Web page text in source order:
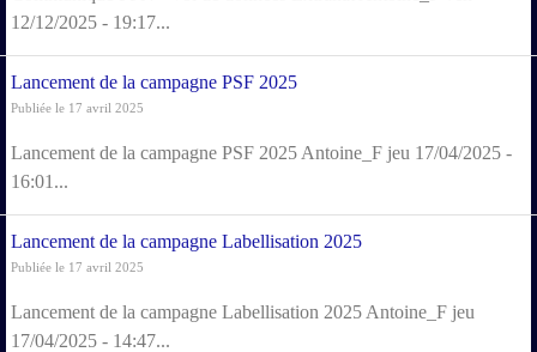
12/12/2025 - 19:17...
Lancement de la campagne PSF 2025
Publiée le 17 avril 2025
Lancement de la campagne PSF 2025 Antoine_F jeu 17/04/2025 -
16:01...
Lancement de la campagne Labellisation 2025
Publiée le 17 avril 2025
Lancement de la campagne Labellisation 2025 Antoine_F jeu
17/04/2025 - 14:47...